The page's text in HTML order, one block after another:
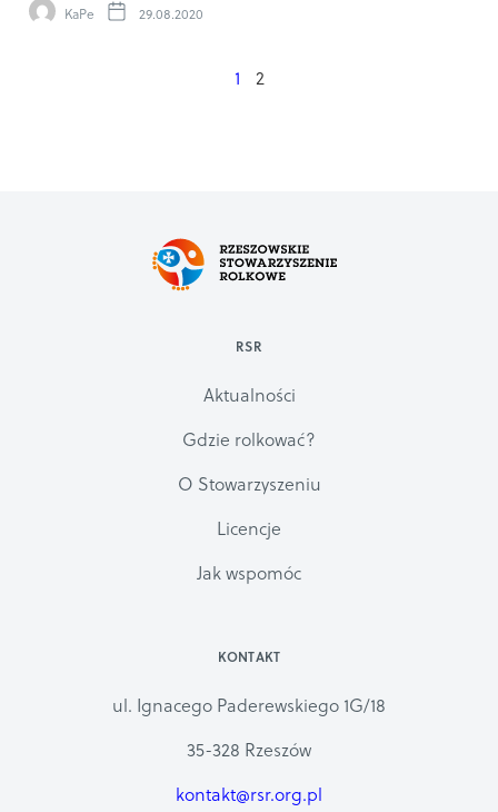
KaPe 29.08.2020
1 2
RSR
Aktualności
Gdzie rolkować?
O Stowarzyszeniu
Licencje
Jak wspomóc
KONTAKT
ul. Ignacego Paderewskiego 1G/18
35-328 Rzeszów
kontakt@rsr.org.pl